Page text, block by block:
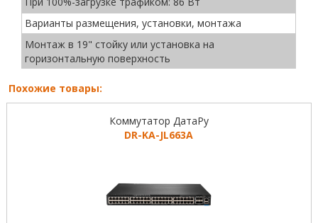
Варианты размещения, установки, монтажа
Монтаж в 19" стойку или установка на
горизонтальную поверхность
Похожие товары:
Коммутатор ДатаРу
DR-KА-JL663A